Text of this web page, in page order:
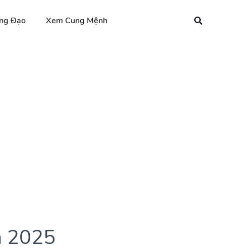
Đạo Xem Cung Mệnh
2025